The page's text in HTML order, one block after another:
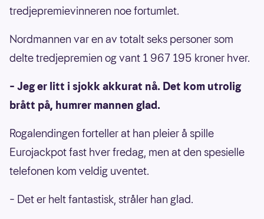
tredjepremievinneren noe fortumlet.
Nordmannen var en av totalt seks personer som
delte tredjepremien og vant 1 967 195 kroner hver.
– Jeg er litt i sjokk akkurat nå. Det kom utrolig
brått på, humrer mannen glad.
Rogalendingen forteller at han pleier å spille
Eurojackpot fast hver fredag, men at den spesielle
telefonen kom veldig uventet.
– Det er helt fantastisk, stråler han glad.